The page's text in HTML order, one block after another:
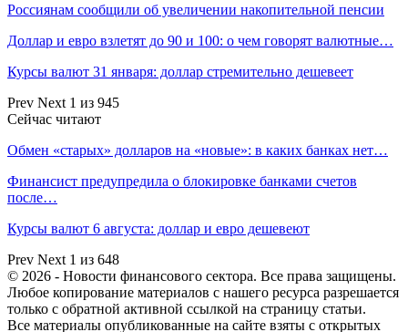
Россиянам сообщили об увеличении накопительной пенсии
Доллар и евро взлетят до 90 и 100: о чем говорят валютные…
Курсы валют 31 января: доллар стремительно дешевеет
Prev Next 1 из 945
Сейчас читают
Обмен «старых» долларов на «новые»: в каких банках нет…
Финансист предупредила о блокировке банками счетов
после…
Курсы валют 6 августа: доллар и евро дешевеют
Prev Next 1 из 648
© 2026 - Новости финансового сектора. Все права защищены.
Любое копирование материалов с нашего ресурса разрешается
только с обратной активной ссылкой на страницу статьи.
Все материалы опубликованные на сайте взяты с открытых